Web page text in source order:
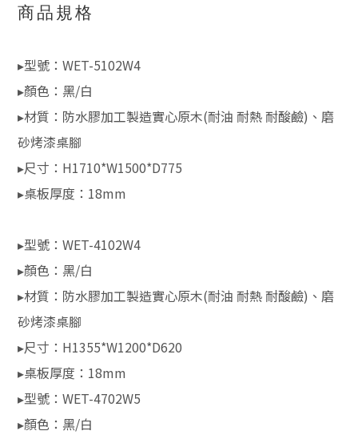
商品規格
▸型號：WET-5102W4
▸顏色：黑/白
▸材質：防水膠加工製造實心原木(耐油 耐熱 耐酸鹼)、磨
砂烤漆桌腳
▸尺寸：H1710*W1500*D775
▸桌板厚度：18mm
▸型號：WET-4102W4
▸顏色：黑/白
▸材質：防水膠加工製造實心原木(耐油 耐熱 耐酸鹼)、磨
砂烤漆桌腳
▸尺寸：H1355*W1200*D620
▸桌板厚度：18mm
▸型號：WET-4702W5
▸顏色：黑/白